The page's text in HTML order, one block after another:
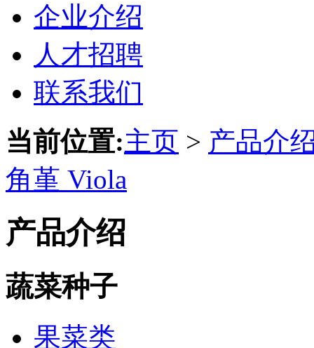
企业介绍
人才招聘
联系我们
当前位置:主页 > 产品介
角堇 Viola
产品介绍
蔬菜种子
果菜类